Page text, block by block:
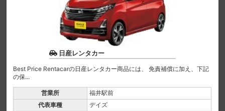
日産レンタカー
Best Price Rentacarの日産レンタカー商品には、 免責補償に加え、下記
の保...
営業所
福井駅前
代表車種
デイズ